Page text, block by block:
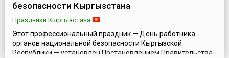
безопасности Кыргызстана
Праздники Кыргызстана
Этот профессиональный праздник — День работника
органов национальной безопасности Кыргызской
Республики — установлен Постановлением Правительства